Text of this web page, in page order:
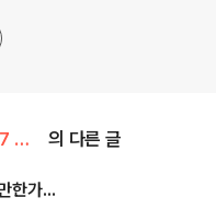
various contents of Korea.
My Life/2017 하루 의 다른 글
한가...